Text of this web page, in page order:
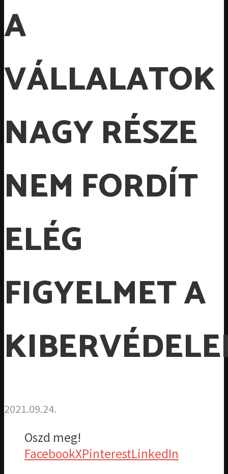
A
VÁLLALATOK
NAGY RÉSZE
NEM FORDÍT
ELÉG
FIGYELMET A
2021.09.24.
Oszd meg!
FacebookXPinterestLinkedIn